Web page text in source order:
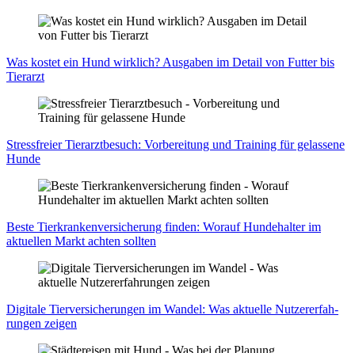
Was kos­tet ein Hund wirk­lich? Aus­ga­ben im Detail von Fut­ter bis
Tier­arzt
Stress­frei­er Tier­arzt­be­such: Vor­be­rei­tung und Trai­ning für gelas­se­ne
Hun­de
Bes­te Tier­kran­ken­ver­si­che­rung fin­den: Wor­auf Hun­de­hal­ter im
aktu­el­len Markt ach­ten soll­ten
Digi­ta­le Tier­ver­si­che­run­gen im Wan­del: Was aktu­el­le Nut­zer­er­fah­
run­gen zei­gen